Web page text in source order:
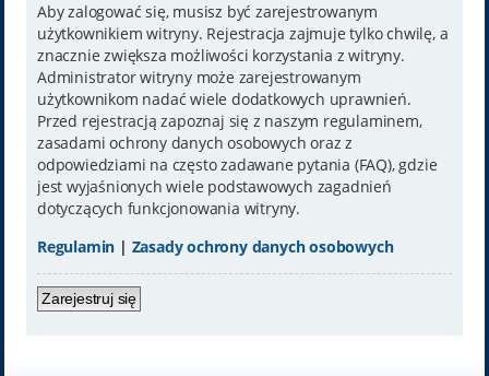
Aby zalogować się, musisz być zarejestrowanym
użytkownikiem witryny. Rejestracja zajmuje tylko chwilę, a
znacznie zwiększa możliwości korzystania z witryny.
Administrator witryny może zarejestrowanym
użytkownikom nadać wiele dodatkowych uprawnień.
Przed rejestracją zapoznaj się z naszym regulaminem,
zasadami ochrony danych osobowych oraz z
odpowiedziami na często zadawane pytania (FAQ), gdzie
jest wyjaśnionych wiele podstawowych zagadnień
dotyczących funkcjonowania witryny.
Regulamin | Zasady ochrony danych osobowych
Zarejestruj się